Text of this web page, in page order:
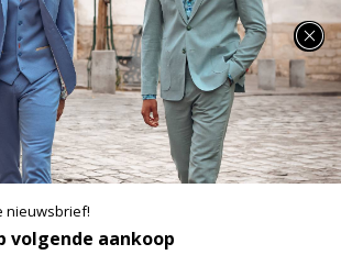
t/m 50% korting op heel veel zomerse items!
Polo Jersey Knit Premium
- 137)
nieuwsbrief!
volgende aankoop